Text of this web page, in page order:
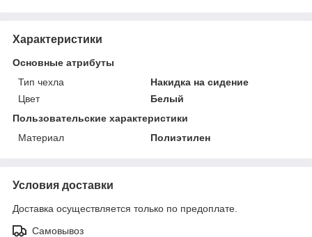
Характеристики
Основные атрибуты
Тип чехла
Накидка на сидение
Цвет
Белый
Пользовательские характеристики
Материал
Полиэтилен
Условия доставки
Доставка осуществляется только по предоплате.
Самовывоз